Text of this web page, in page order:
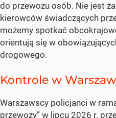
do przewozu osób. Nie jest
kierowców świadczących
możemy spotkać
orientują się w
drogowego.
Kontrole w
Warszawscy policjanci w
przewozy” w lipcu 2026 r.